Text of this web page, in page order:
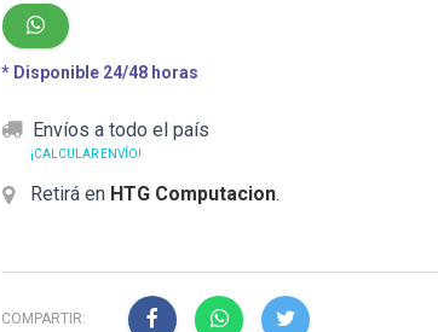
* Disponible 24/48 horas
Envíos a todo el país
¡CALCULAR ENVÍO!
Retirá en HTG Computacion.
COMPARTIR: